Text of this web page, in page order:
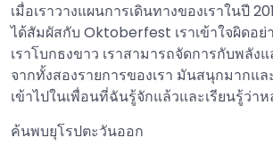
เมื่อเราวางแผนการเดินทางของเราในปี
ได้สัมผัสกับ Oktoberfest เราเข้าใจผิดอ
เราโบกธงขาว เราสามารถจัดการกับพลั
จากทั้งสองรายการของเรา มันสนุกมากแ
เข้าไปในเพื่อนที่ฉันรู้จักแล้วและเรียนรู้ว่
ค้นพบยุโรปตะวันออก